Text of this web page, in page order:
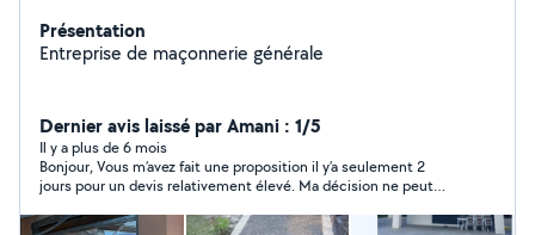
Présentation
Entreprise de maçonnerie générale
Dernier avis laissé par Amani : 1/5
Il y a plus de 6 mois
Bonjour, Vous m’avez fait une proposition il y’a seulement 2
jours pour un devis relativement élevé. Ma décision ne peut
Bonne continuation